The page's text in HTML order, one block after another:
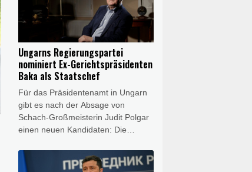
Bundeswehr bestätigte am Samstag
der Nachrichtenagentur AFP den
Fall. Demnach meldete am
Donnerstag gegen 22.00 Uhr die
Sicherheitszentrale des
Bundeswehrstandortes Mechernich
die Sichtung zweier Drohnen.
Daraufhin wurde die Militärpolizei
entsandt.
Ungarns Regierungspartei
nominiert Ex-Gerichtspräsidenten
Baka als Staatschef
Für das Präsidentenamt in Ungarn
gibt es nach der Absage von
Schach-Großmeisterin Judit Polgar
einen neuen Kandidaten: Die
teilte am Samstag mit, dass sie den
früheren Präsidenten des Obersten